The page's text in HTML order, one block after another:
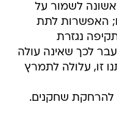
לשמור על
האפשרות לתת
נגזרת
לכך שאינה עולה
זו, עלולה לתמרץ
להרחקת שחקנים.